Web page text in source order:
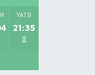
YATSI
21:35